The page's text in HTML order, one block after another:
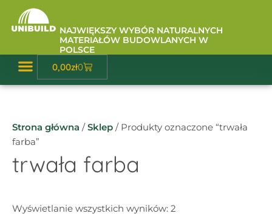
Przejdź
NAJWIĘKSZY WYBÓR NATURALNYCH
MATERIAŁÓW BUDOWLANYCH W
POLSCE
0,00zł0
Wózek
Strona główna /Sklep / Produkty oznaczone “trwała
farba”
trwała farba
Wyświetlanie wszystkich wyników: 2